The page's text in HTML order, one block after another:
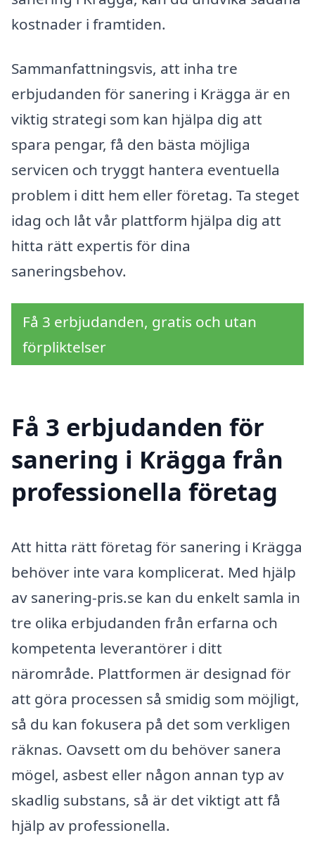
kostnader i framtiden.
Sammanfattningsvis, att inha tre
erbjudanden för sanering i Krägga är en
viktig strategi som kan hjälpa dig att
spara pengar, få den bästa möjliga
servicen och tryggt hantera eventuella
problem i ditt hem eller företag. Ta steget
idag och låt vår plattform hjälpa dig att
hitta rätt expertis för dina
saneringsbehov.
Få 3 erbjudanden, gratis och utan
förpliktelser
Få 3 erbjudanden för
sanering i Krägga från
professionella företag
Att hitta rätt företag för sanering i Krägga
behöver inte vara komplicerat. Med hjälp
av sanering-pris.se kan du enkelt samla in
tre olika erbjudanden från erfarna och
kompetenta leverantörer i ditt
närområde. Plattformen är designad för
att göra processen så smidig som möjligt,
så du kan fokusera på det som verkligen
räknas. Oavsett om du behöver sanera
mögel, asbest eller någon annan typ av
skadlig substans, så är det viktigt att få
hjälp av professionella.